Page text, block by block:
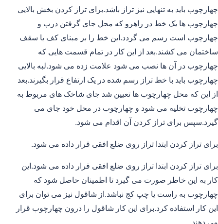
چهارچوب باید به تنهایی نیز تراز باشد.برای تراز کردن بخش بالایی
چهارچوب ها یک خط در راهرو که محل جای گرفتن درب و
چهارچوب است رسم می گردد.این خط را بر مبنای کف یا سقف
ساختمان می کشند.بعد از این کار در تمام قسمت هایی که
چهارچوب در آن ها نصب می شود علامت زده می شود.لبه بالایی
چهارچوب باید با خط تراز رسم شده در یک ارتفاع قرار بگیرند.بعد
از این که محل چهارچوب ها تعیین شد جای شاخک های مربوط به
چهارچوب تخلیه می شود و چهارچوب در محل خود جای می
گیرد.سپس برای تراز کردن آن اقدام می شود.
برای تراز کردن ابتدا تراز روی ضلع افقی قرار داده می شود.
برای تراز کردن ابتدا تراز روی ضلع افقی قرار داده می شود.این
کار به این خاطر صورت می گیرد تا اطمینان حاصل شود که
چهارچوب به راست یا چپ کج نباشد.از شاقول نیز می توان برای
این کار استفاده کرد.برای این کار شاقول را درون چهارچوب قرار
می دهند.